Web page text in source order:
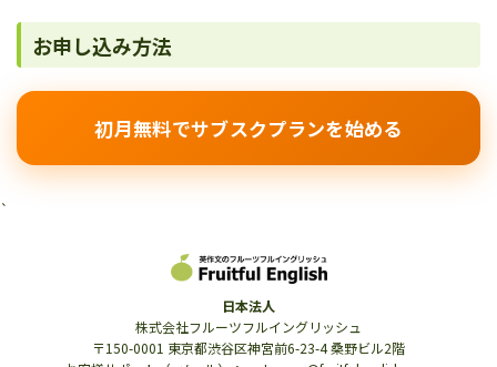
お申し込み方法
初月無料でサブスクプランを始める
`
日本法人
株式会社フルーツフルイングリッシュ
〒150-0001 東京都渋谷区神宮前6-23-4 桑野ビル2階